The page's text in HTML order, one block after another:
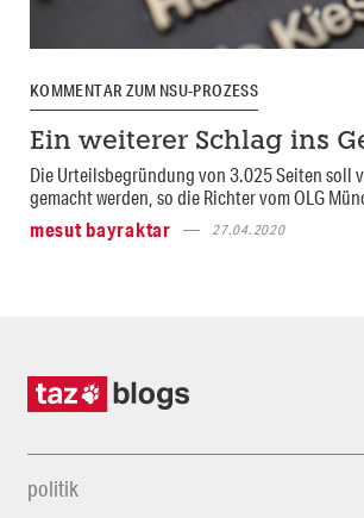
KOMMENTAR ZUM NSU-PROZESS
Ein weiterer Schlag ins
Die Urteilsbegründung von 3.025 Seiten soll
gemacht werden, so die Richter vom OLG
mesut bayraktar
27.04.2020
politik